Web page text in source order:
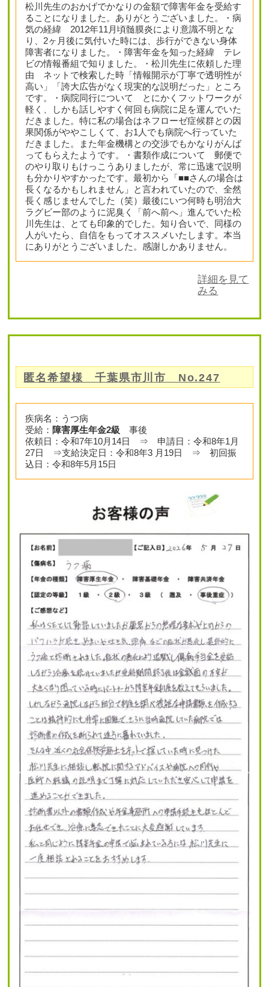
松川先生のおかげでかなりの金額で障害年金を受給す
ることになりました。ありがとうございました。・病
気の経緯 2012年11月頃髄膜炎により意識不明とな
り、2ヶ月後に気付いた時には、歩行ができない身体
障害者になりました。・障害年金を知った経緯 テレ
ビの情報番組で知りました。・松川先生に依頼した理
由 ネットで検索した時「情報開示が丁寧で透明性が
高い」「誇大広告がなく現実的な説明だった」ところ
です。・病院同行について とにかくフットワークが
軽く、しかも話しやすく何回も病院に足を運んでいた
だきました。特に私の場合はネフローゼ症候群との因
果関係がややこしくて、お1人でも病院へ行っていた
だきました。また年金機構との交渉でもかなりがんば
ってもらえたようです。・書類作成について 郵便で
のやり取りもけっこうありましたが、常に迅速で説明
も分かりやすかったです。最初から「■■さんの場合は
長くなるかもしれません」と言われていたので、全然
長く感じませんでした（笑）最後にいつ何時も明治大
ラグビー部のように泥臭く「前へ前へ」進んでいた松
川先生は、とても印象的でした。知り合いで、同様の
人がいたら、自信をもってオススメいたします。本当
にありがとうございました。感謝しかありません。
詳細を見て
みる
匿名希望様 千葉県市川市 No.247
疾病名：うつ病
受給： 障害厚生年金2級 事後
依頼日：令和7年10月14日 ⇒ 申請日：令和8年1月
27日 ⇒支給決定日：令和8年3 月19日 ⇒ 初回振
込日：令和8年5月15日